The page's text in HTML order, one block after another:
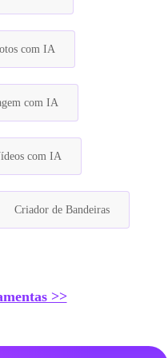
com IA
com IA
com IA
Criador de Bandeiras
>>